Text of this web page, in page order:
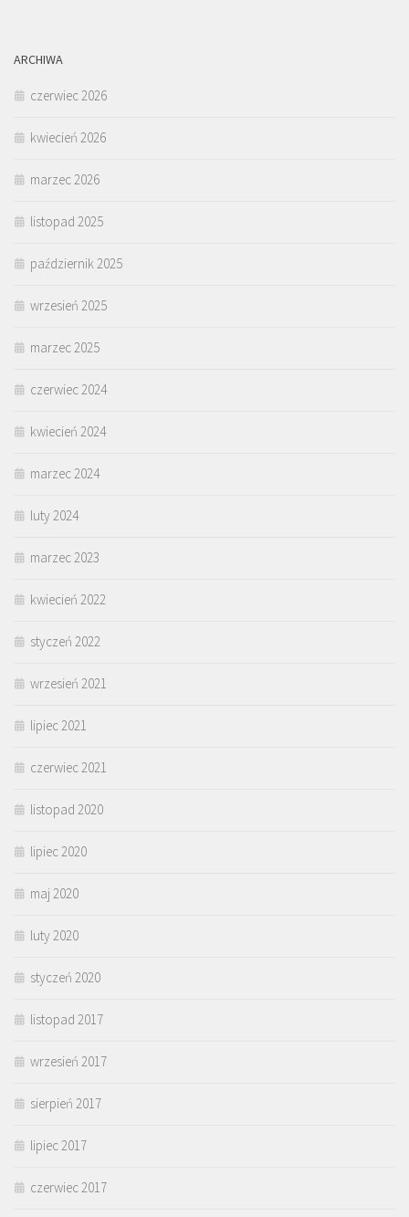
ARCHIWA
czerwiec 2026
kwiecień 2026
marzec 2026
listopad 2025
październik 2025
wrzesień 2025
marzec 2025
czerwiec 2024
kwiecień 2024
marzec 2024
luty 2024
marzec 2023
kwiecień 2022
styczeń 2022
wrzesień 2021
lipiec 2021
czerwiec 2021
listopad 2020
lipiec 2020
maj 2020
luty 2020
styczeń 2020
listopad 2017
wrzesień 2017
sierpień 2017
lipiec 2017
czerwiec 2017